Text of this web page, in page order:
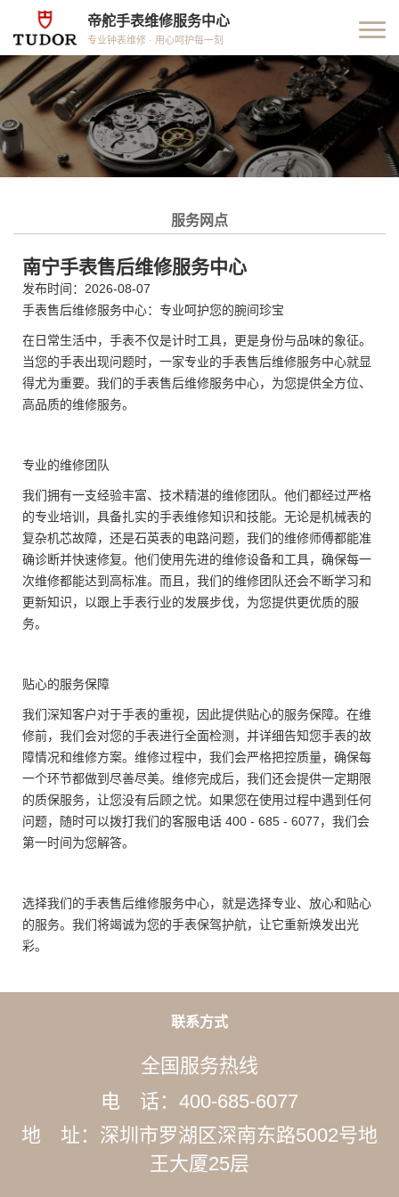
帝舵手表维修服务中心
专业钟表维修 · 用心呵护每一刻
服务网点
南宁手表售后维修服务中心
发布时间：2026-08-07
手表售后维修服务中心：专业呵护您的腕间珍宝
在日常生活中，手表不仅是计时工具，更是身份与品味的象征。
当您的手表出现问题时，一家专业的手表售后维修服务中心就显
得尤为重要。我们的手表售后维修服务中心，为您提供全方位、
高品质的维修服务。
专业的维修团队
我们拥有一支经验丰富、技术精湛的维修团队。他们都经过严格
的专业培训，具备扎实的手表维修知识和技能。无论是机械表的
复杂机芯故障，还是石英表的电路问题，我们的维修师傅都能准
确诊断并快速修复。他们使用先进的维修设备和工具，确保每一
次维修都能达到高标准。而且，我们的维修团队还会不断学习和
更新知识，以跟上手表行业的发展步伐，为您提供更优质的服
务。
贴心的服务保障
我们深知客户对于手表的重视，因此提供贴心的服务保障。在维
修前，我们会对您的手表进行全面检测，并详细告知您手表的故
障情况和维修方案。维修过程中，我们会严格把控质量，确保每
一个环节都做到尽善尽美。维修完成后，我们还会提供一定期限
的质保服务，让您没有后顾之忧。如果您在使用过程中遇到任何
问题，随时可以拨打我们的客服电话 400 - 685 - 6077，我们会
第一时间为您解答。
选择我们的手表售后维修服务中心，就是选择专业、放心和贴心
的服务。我们将竭诚为您的手表保驾护航，让它重新焕发出光
彩。
联系方式
全国服务热线
电 话：400-685-6077
地 址：深圳市罗湖区深南东路5002号地
王大厦25层